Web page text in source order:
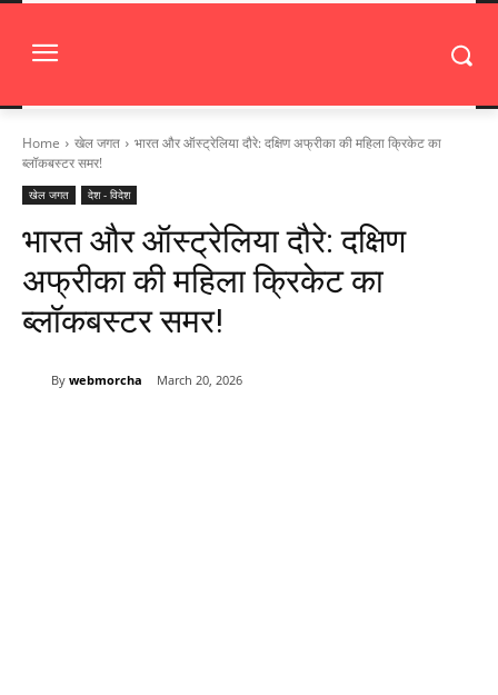
Home खेल जगत
भारत और ऑस्ट्रेलिया दौरे: दक्षिण अफ्रीका की महिला क्रिकेट का
ब्लॉकबस्टर समर!
खेल जगत देश - विदेश
भारत और ऑस्ट्रेलिया दौरे: दक्षिण
अफ्रीका की महिला क्रिकेट का
ब्लॉकबस्टर समर!
By webmorcha March 20, 2026